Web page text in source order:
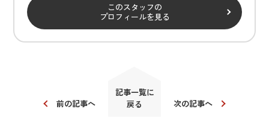
このスタッフの
プロフィールを見る
前の記事へ
記事一覧に
戻る
次の記事へ